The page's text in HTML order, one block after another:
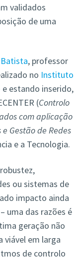
validados
de uma
, professor
no Instituto
e estando inserido,
(Controlo
com aplicação
Gestão de Redes
e a Tecnologia.
ou sistemas de
impacto ainda
uma das razões é
geração não
viável em larga
de controlo